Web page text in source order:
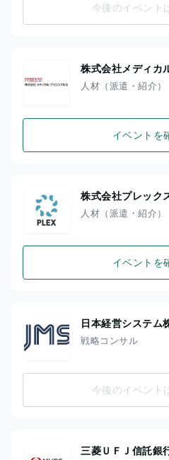
今後のイベント
株式会社メディカ
人材（派遣・紹介）
イベントを
株式会社プレック
人材（派遣・紹介）
イベントを
日本経営システム
戦略コンサル
今後のイベント
三菱ＵＦＪ信託銀